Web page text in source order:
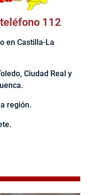
112
en Castilla-La
Ciudad Real y
región.